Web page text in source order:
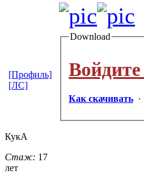
Download
Как скачивать ·
[Профиль]
[ЛС]
КукА
Стаж: 17
лет